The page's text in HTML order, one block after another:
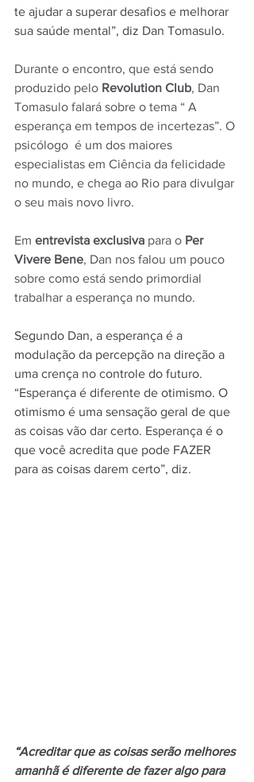
te ajudar a superar desafios e melhorar
sua saúde mental”, diz Dan Tomasulo.
Durante o encontro, que está sendo
produzido pelo Revolution Club, Dan
Tomasulo falará sobre o tema “ A
esperança em tempos de incertezas”. O
psicólogo  é um dos maiores
especialistas em Ciência da felicidade
no mundo, e chega ao Rio para divulgar
o seu mais novo livro.
Em entrevista exclusiva para o Per
Vivere Bene, Dan nos falou um pouco
sobre como está sendo primordial
trabalhar a esperança no mundo.
Segundo Dan, a esperança é a
modulação da percepção na direção a
uma crença no controle do futuro.
“Esperança é diferente de otimismo. O
otimismo é uma sensação geral de que
as coisas vão dar certo. Esperança é o
que você acredita que pode FAZER
para as coisas darem certo”, diz.
“Acreditar que as coisas serão melhores
amanhã é diferente de fazer algo para